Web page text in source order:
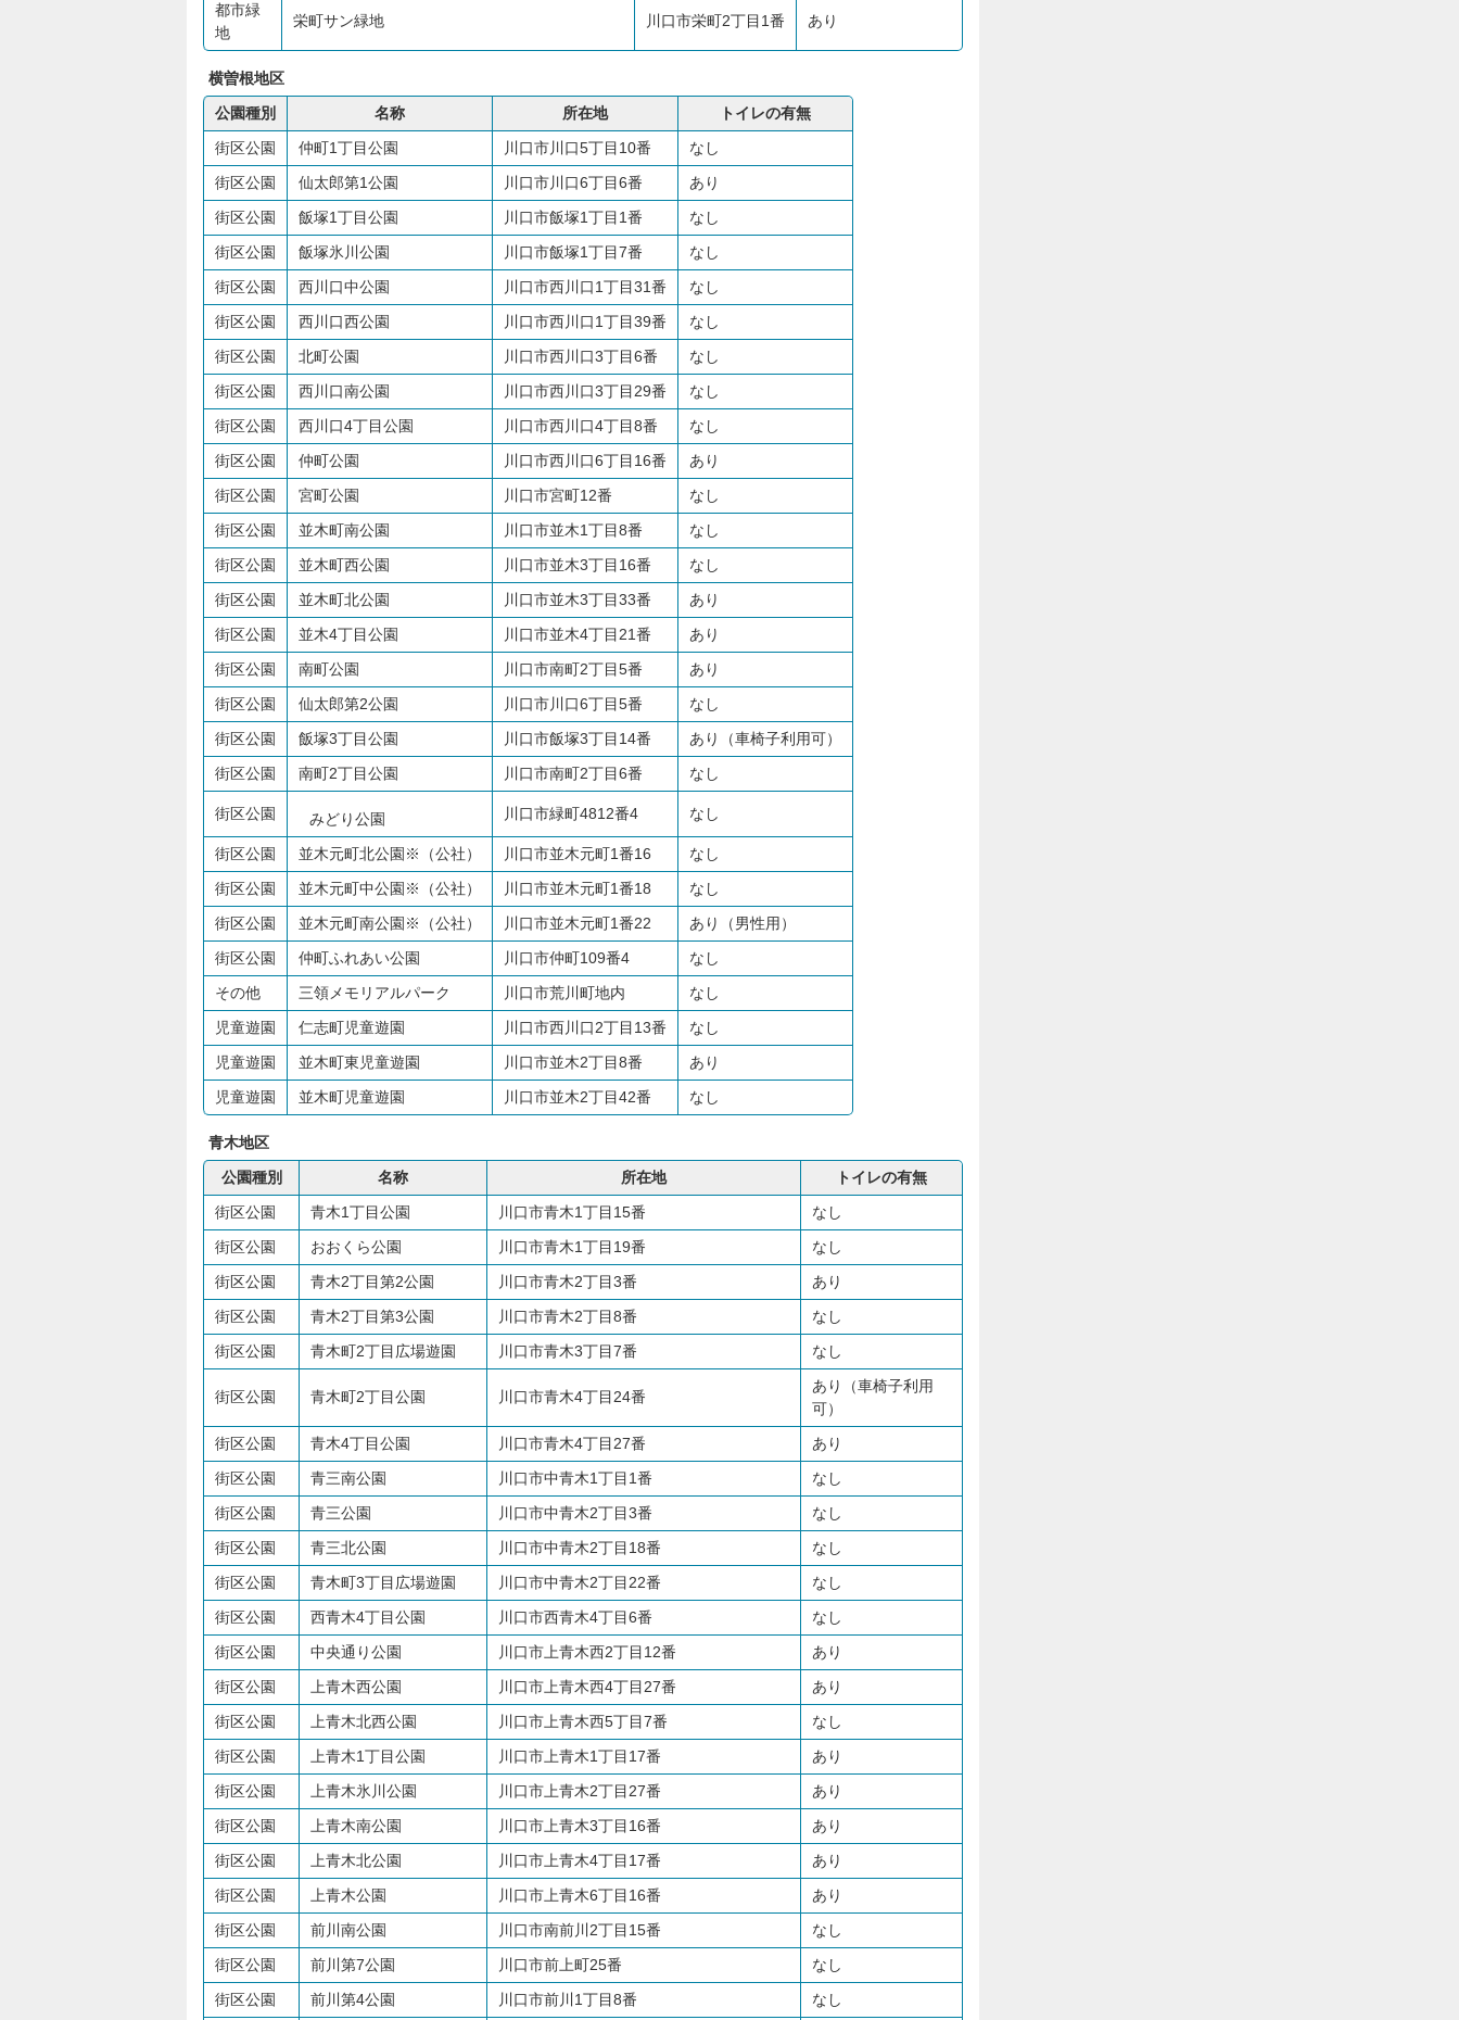
都市緑
地
栄町サン緑地 川口市栄町2丁目1番 あり
横曽根地区
公園種別
名称 所在地
トイレの有無
街区公園
仲町1丁目公園 川口市川口5丁目10番
なし
街区公園
仙太郎第1公園 川口市川口6丁目6番
あり
街区公園
飯塚1丁目公園 川口市飯塚1丁目1番
なし
街区公園
飯塚氷川公園 川口市飯塚1丁目7番
なし
街区公園
西川口中公園 川口市西川口1丁目31番
なし
街区公園
西川口西公園 川口市西川口1丁目39番
なし
街区公園
北町公園 川口市西川口3丁目6番
なし
街区公園
西川口南公園 川口市西川口3丁目29番
なし
街区公園
西川口4丁目公園 川口市西川口4丁目8番
なし
街区公園
仲町公園 川口市西川口6丁目16番
あり
街区公園
宮町公園 川口市宮町12番
なし
街区公園
並木町南公園 川口市並木1丁目8番
なし
街区公園
並木町西公園 川口市並木3丁目16番
なし
街区公園
並木町北公園 川口市並木3丁目33番
あり
街区公園
並木4丁目公園 川口市並木4丁目21番
あり
街区公園
南町公園 川口市南町2丁目5番
あり
街区公園
仙太郎第2公園 川口市川口6丁目5番
なし
街区公園
飯塚3丁目公園 川口市飯塚3丁目14番
あり（車椅子利用可）
街区公園
南町2丁目公園 川口市南町2丁目6番 なし
街区公園 みどり公園 川口市緑町4812番4 なし
街区公園 並木元町北公園※（公社） 川口市並木元町1番16
なし
街区公園
並木元町中公園※（公社） 川口市並木元町1番18
なし
街区公園
並木元町南公園※（公社） 川口市並木元町1番22
あり（男性用）
街区公園
仲町ふれあい公園 川口市仲町109番4
なし
その他
三領メモリアルパーク 川口市荒川町地内
なし
児童遊園
仁志町児童遊園 川口市西川口2丁目13番
なし
児童遊園
並木町東児童遊園 川口市並木2丁目8番
あり
児童遊園
並木町児童遊園 川口市並木2丁目42番 なし
青木地区
公園種別
名称 所在地
トイレの有無
街区公園
青木1丁目公園 川口市青木1丁目15番
なし
街区公園
おおくら公園 川口市青木1丁目19番
なし
街区公園
青木2丁目第2公園 川口市青木2丁目3番
あり
街区公園
青木2丁目第3公園 川口市青木2丁目8番
なし
街区公園
青木町2丁目広場遊園 川口市青木3丁目7番 なし
街区公園 青木町2丁目公園 川口市青木4丁目24番
あり（車椅子利用
可）
街区公園
青木4丁目公園 川口市青木4丁目27番
あり
街区公園
青三南公園 川口市中青木1丁目1番
なし
街区公園
青三公園 川口市中青木2丁目3番
なし
街区公園
青三北公園 川口市中青木2丁目18番
なし
街区公園
青木町3丁目広場遊園 川口市中青木2丁目22番
なし
街区公園
西青木4丁目公園 川口市西青木4丁目6番
なし
街区公園
中央通り公園 川口市上青木西2丁目12番
あり
街区公園
上青木西公園 川口市上青木西4丁目27番
あり
街区公園
上青木北西公園 川口市上青木西5丁目7番
なし
街区公園
上青木1丁目公園 川口市上青木1丁目17番
あり
街区公園
上青木氷川公園 川口市上青木2丁目27番
あり
街区公園
上青木南公園 川口市上青木3丁目16番
あり
街区公園
上青木北公園 川口市上青木4丁目17番
あり
街区公園
上青木公園 川口市上青木6丁目16番
あり
街区公園
前川南公園 川口市南前川2丁目15番
なし
街区公園
前川第7公園 川口市前上町25番
なし
街区公園
前川第4公園 川口市前川1丁目8番 なし